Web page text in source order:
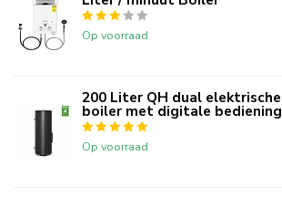
Op voorraad
200 Liter QH dual elektrische
boiler met digitale bediening
Op voorraad